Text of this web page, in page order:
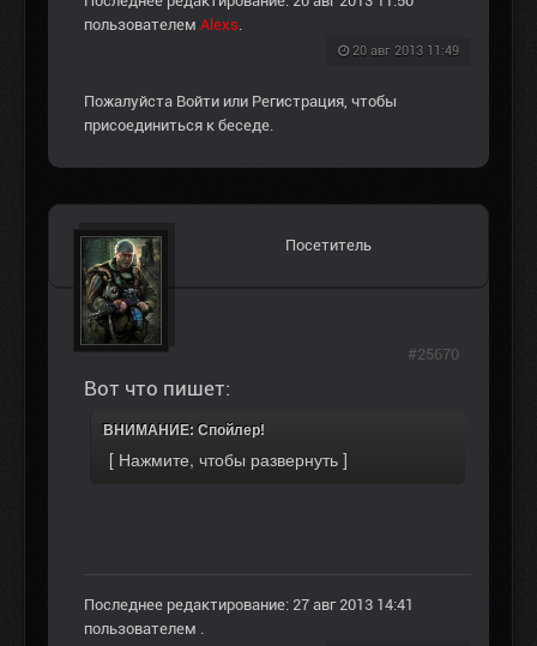
пользователем Alexs.
20 авг 2013 11:49
Пожалуйста Войти или Регистрация, чтобы
присоединиться к беседе.
Посетитель
Вот что пишет:
ВНИМАНИЕ: Спойлер!
Последнее редактирование: 27 авг 2013 14:41
пользователем .
#25670